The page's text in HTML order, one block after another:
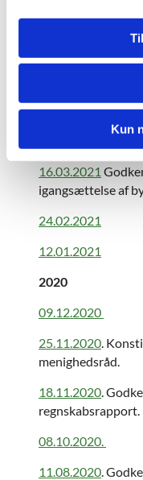
Kun
15.09.2021.
18.05.2021
16.03.2021
igangsættelse af
24.02.2021
12.01.2021
2020
09.12.2020
25.11.2020 .
menighedsråd.
18.11.2020 .
regnskabsrapport.
08.10.2020.
11.08.2020 .